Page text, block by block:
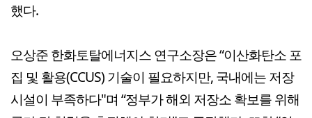
했다.
오상준 한화토탈에너지스 연구소장은 “이산화탄소 포
집 및 활용(CCUS) 기술이 필요하지만, 국내에는 저장
시설이 부족하다"며 “정부가 해외 저장소 확보를 위해